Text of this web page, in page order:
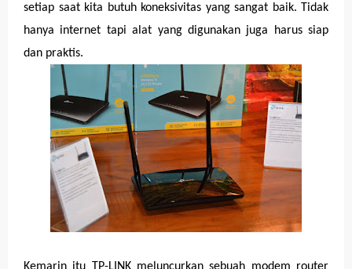
setiap saat kita butuh koneksivitas yang sangat baik. Tidak
hanya internet tapi alat yang digunakan juga harus siap
dan praktis.
Kemarin itu TP-LINK meluncurkan sebuah modem router